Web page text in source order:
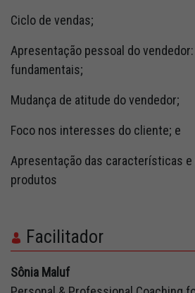
Ciclo de vendas;
Apresentação pessoal do
fundamentais;
Mudança de atitude do vendedor;
Foco nos interesses do cliente; e
Apresentação das características
produtos
Facilitador
Sônia Maluf